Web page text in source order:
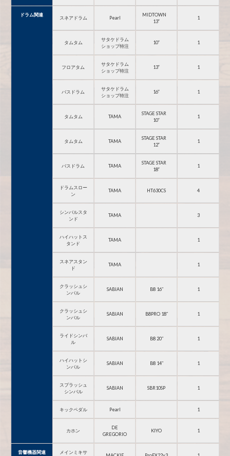
ドラム関連
スネアドラム Pearl
MIDTOWN
13”
1
タムタム
サタケドラム
ショップ特注
10” 1
フロアタム
サタケドラム
ショップ特注
13” 1
バスドラム
サタケドラム
ショップ特注
16” 1
タムタム TAMA
STAGE STAR
10”
1
タムタム TAMA
STAGE STAR
12”
1
バスドラム TAMA
STAGE STAR
18”
1
ドラムスロー
ン
TAMA HT630CS 4
シンバルスタ
ンド
TAMA 3
ハイハットス
タンド
TAMA 1
スネアスタン
ド
TAMA 1
クラッシュシ
ンバル
SABIAN B8 16″ 1
クラッシュシ
ンバル
SABIAN B8PRO 18″ 1
ライドシンバ
ル
SABIAN B8 20″ 1
ハイハットシ
ンバル
SABIAN B8 14″ 1
スプラッシュ
シンバル
SABIAN SBR10SP 1
キックペダル Pearl 1
カホン
DE
GREGORIO
KIYO 1
音響機器関連
メインミキサ